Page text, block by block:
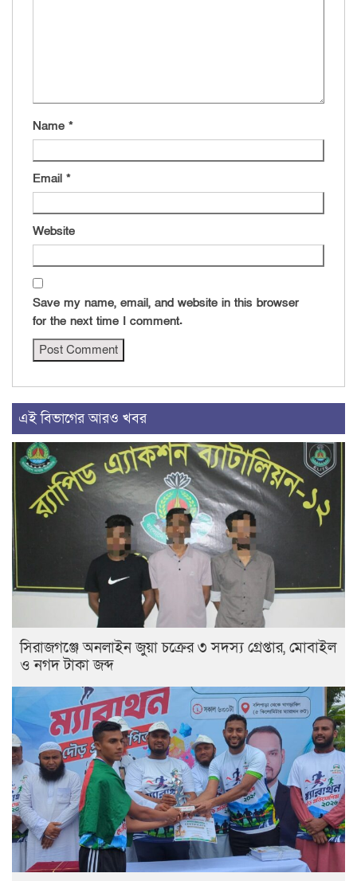
Name *
Email *
Website
Save my name, email, and website in this browser
for the next time I comment.
এই বিভাগের আরও খবর
সিরাজগঞ্জে অনলাইন জুয়া চক্রের ৩ সদস্য গ্রেপ্তার, মোবাইল
ও নগদ টাকা জব্দ